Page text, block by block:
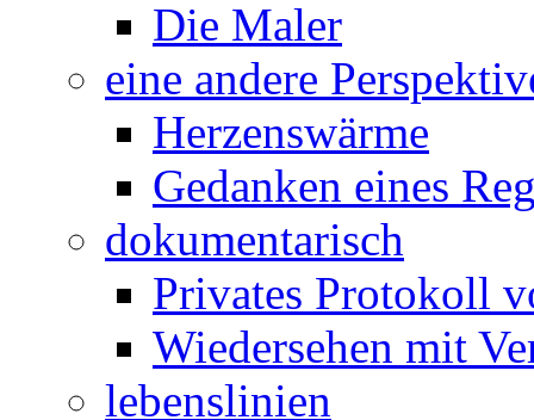
Die Maler
eine andere
Herzenswärme
Gedanken eines
dokumentarisch
Privates Protokoll
Wiedersehen mit
lebenslinien